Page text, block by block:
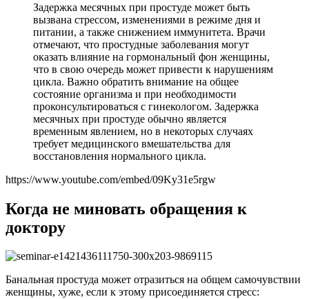
Задержка месячных при простуде может быть
вызвана стрессом, изменениями в режиме дня и
питании, а также снижением иммунитета. Врачи
отмечают, что простудные заболевания могут
оказать влияние на гормональный фон женщины,
что в свою очередь может привести к нарушениям
цикла. Важно обратить внимание на общее
состояние организма и при необходимости
проконсультироваться с гинекологом. Задержка
месячных при простуде обычно является
временным явлением, но в некоторых случаях
требует медицинского вмешательства для
восстановления нормального цикла.
https://www.youtube.com/embed/09Ky31e5rgw
Когда не миновать обращения к
доктору
Банальная простуда может отразиться на общем самочувствии
женщины, хуже, если к этому присоединяется стресс: